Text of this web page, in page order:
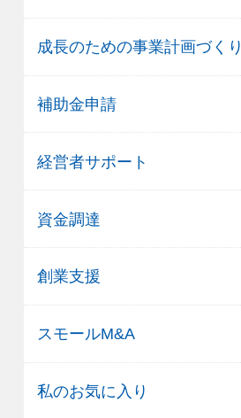
成長のための事業計画づくり
補助金申請
経営者サポート
資金調達
創業支援
スモールM&A
私のお気に入り